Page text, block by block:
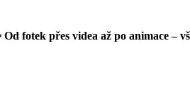
fotek přes videa až po animace –